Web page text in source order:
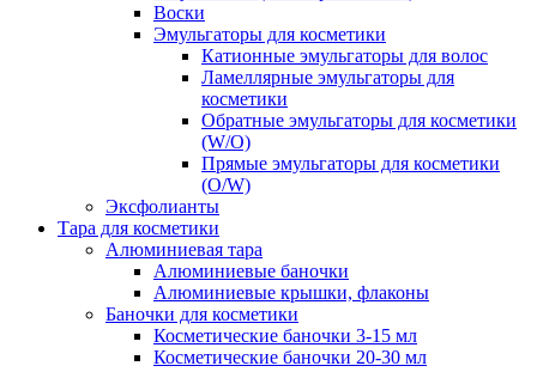
Воски
Эмульгаторы для косметики
Катионные эмульгаторы для волос
Ламеллярные эмульгаторы для
косметики
Обратные эмульгаторы для косметики
(W/O)
Прямые эмульгаторы для косметики
(O/W)
Эксфолианты
Тара для косметики
Алюминиевая тара
Алюминиевые баночки
Алюминиевые крышки, флаконы
Баночки для косметики
Косметические баночки 3-15 мл
Косметические баночки 20-30 мл